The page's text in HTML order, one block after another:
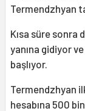
Termendzhyan
Kısa süre sonra
yanına gidiyor
başlıyor.
Termendzhyan
hesabına 500